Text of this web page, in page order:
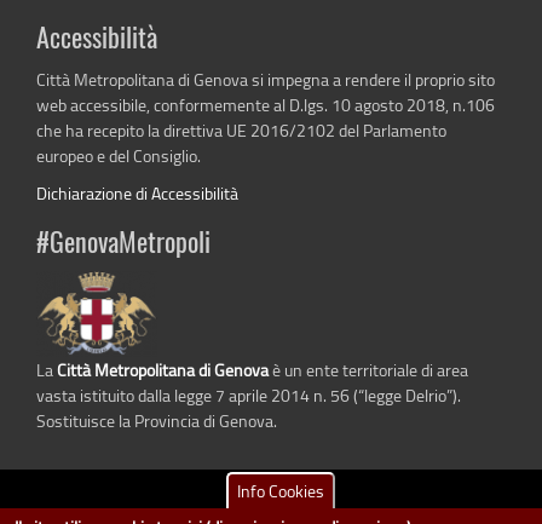
Accessibilità
Città Metropolitana di Genova si impegna a rendere il proprio sito
web accessibile, conformemente al D.lgs. 10 agosto 2018, n.106
che ha recepito la direttiva UE 2016/2102 del Parlamento
europeo e del Consiglio.
Dichiarazione di Accessibilità
#GenovaMetropoli
LaCittà Metropolitana di Genovaè un ente territoriale di area
vasta istituito dalla legge 7 aprile 2014 n. 56 (“legge Delrio”).
Sostituisce la Provincia di Genova.
Info Cookies